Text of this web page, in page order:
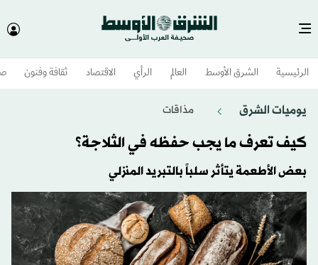
الرئيسية الشرق الأوسط​ العالم الرأي الاقتصاد ثقافة وفنون
يوميات الشرق مذاقات
كيف تعرف ما يجب حفظه في الثلاجة؟
بعض الأطعمة يتأثر سلباً بالتبريد المنزلي